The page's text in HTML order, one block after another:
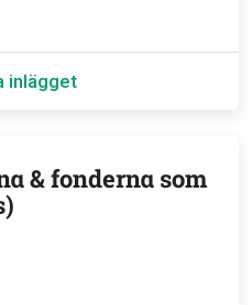
inlägget
& fonderna som